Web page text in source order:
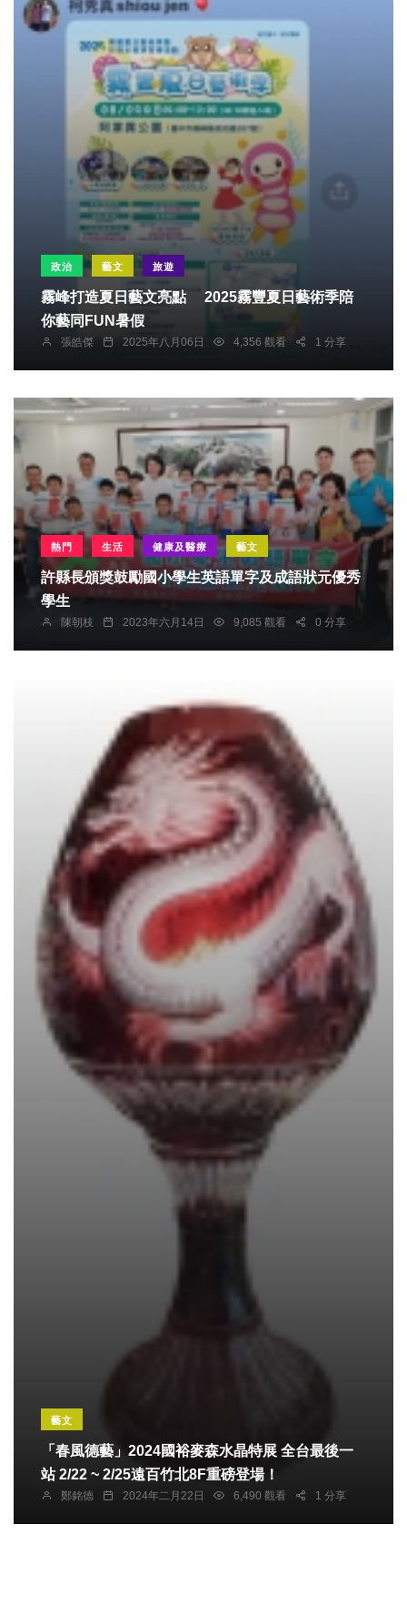
政治 藝文 旅遊
霧峰打造夏日藝文亮點 2025霧豐夏日藝術季陪
你藝同FUN暑假
張皓傑 2025年八月06日 4,356 觀看 1 分享
熱門 生活 健康及醫療 藝文
許縣長頒獎鼓勵國小學生英語單字及成語狀元優秀
學生
陳朝枝 2023年六月14日 9,085 觀看 0 分享
藝文
「春風德藝」2024國裕麥森水晶特展 全台最後一
站 2/22 ~ 2/25遠百竹北8F重磅登場！
鄭銘德 2024年二月22日 6,490 觀看 1 分享